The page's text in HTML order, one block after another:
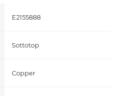
E2155888
Sottotop
Copper